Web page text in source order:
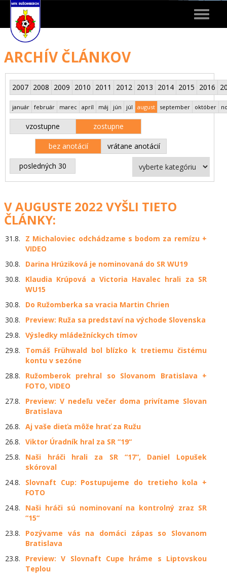
Toggle
ARCHÍV ČLÁNKOV
2007 2008 2009 2010 2011 2012 2013 2014 2015 2016
január február marec apríl máj jún júl august september október
vzostupne zostupne
bez anotácií vrátane anotácií
posledných 30
V AUGUSTE 2022 VYŠLI TIETO
ČLÁNKY:
31.8.
Z Michaloviec odchádzame s bodom za remízu +
VIDEO
30.8.
Darina Hrúziková je nominovaná do SR WU19
30.8.
Klaudia Krúpová a Victoria Havalec hrali za SR
WU15
30.8.
Do Ružomberka sa vracia Martin Chrien
30.8.
Preview: Ruža sa predstaví na východe Slovenska
29.8. Výsledky mládežníckych tímov
29.8.
Tomáš Frühwald bol blízko k tretiemu čistému
kontu v sezóne
28.8.
Ružomberok prehral so Slovanom Bratislava +
FOTO, VIDEO
27.8.
Preview: V nedeľu večer doma privítame Slovan
Bratislava
26.8. Aj vaše dieťa môže hrať za Ružu
26.8. Viktor Úradník hral za SR “19“
25.8.
Naši hráči hrali za SR “17“, Daniel Lopušek
skóroval
24.8.
Slovnaft Cup: Postupujeme do tretieho kola +
FOTO
24.8.
Naši hráči sú nominovaní na kontrolný zraz SR
“15“
23.8.
Pozývame vás na domáci zápas so Slovanom
Bratislava
23.8.
Preview: V Slovnaft Cupe hráme s Liptovskou
Teplou